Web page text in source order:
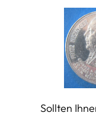
Sollten